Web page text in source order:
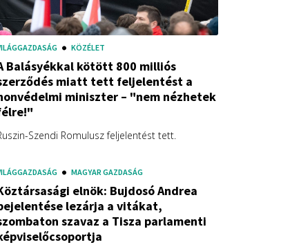
KÖZÉLET
Balásyékkal kötött 800 milliós
miatt tett feljelentést a
miniszter – "nem nézhetek
Szendi Romulusz feljelentést tett.
MAGYAR GAZDASÁG
elnök: Bujdosó Andrea
lezárja a vitákat,
szavaz a Tisza parlamenti